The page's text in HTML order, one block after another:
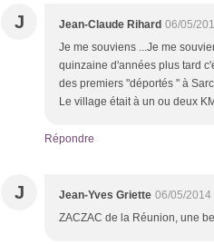
J Jean-Claude Rihard 06/05/
Je me souviens ...Je me
quinzaine d'années plus tard
des premiers "déportés " à
Le village était à un ou deux
Répondre
J Jean-Yves Griette 06/05/2014
ZACZAC de la Réunion, une